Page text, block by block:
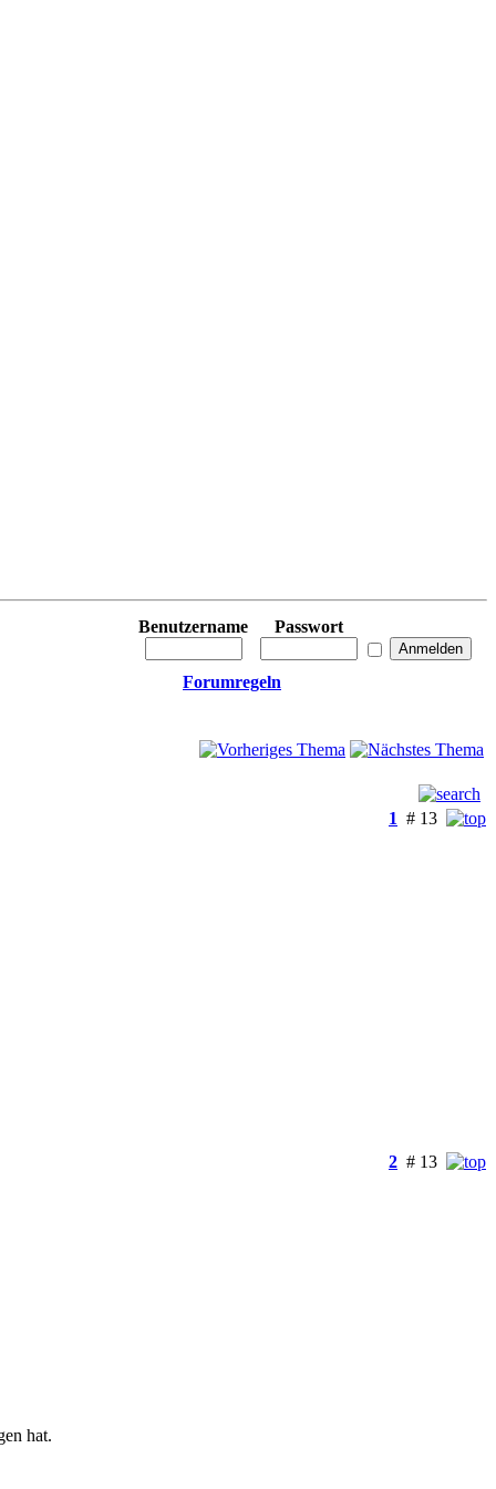
Benutzername Passwort
Forumregeln
1 # 13
2 # 13
hat.